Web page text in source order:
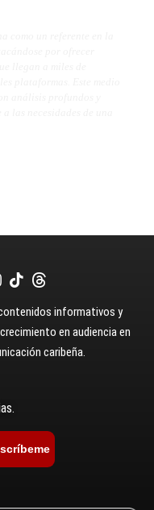
informativos y
en audiencia en
caribeña.